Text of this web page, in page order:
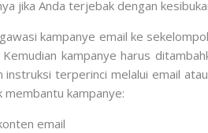
jika Anda terjebak dengan
kampanye email ke
kampanye harus
terperinci melalui email
kampanye:
email